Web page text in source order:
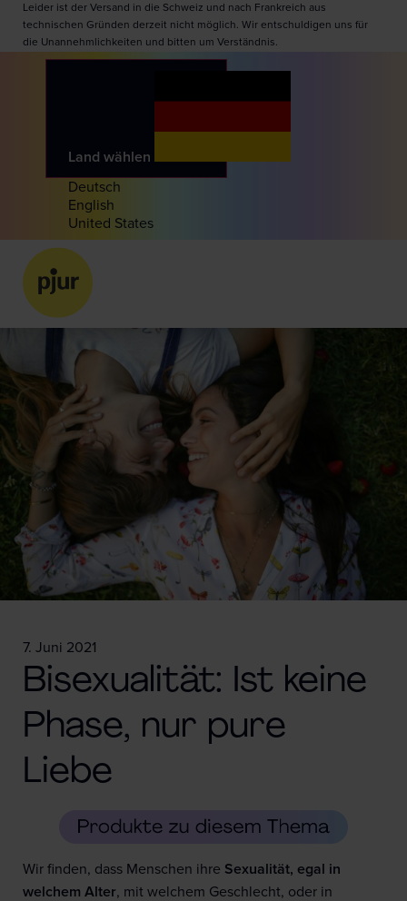
Leider ist der Versand in die Schweiz und nach Frankreich aus
technischen Gründen derzeit nicht möglich. Wir entschuldigen uns für
die Unannehmlichkeiten und bitten um Verständnis.
Land wählen
Deutsch
English
United States
7. Juni 2021
Bisexualität: Ist keine
Phase, nur pure
Liebe
Wir finden, dass Menschen ihre Sexualität, egal in
welchem Alter, mit welchem Geschlecht, oder in